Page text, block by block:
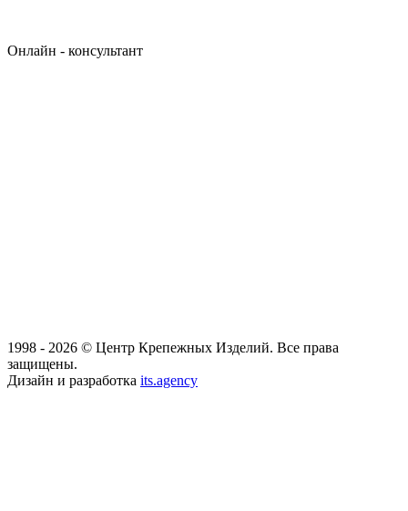
Онлайн - консультант
1998 - 2026 © Центр Крепежных Изделий. Все права
защищены.
Дизайн и разработка its.agency